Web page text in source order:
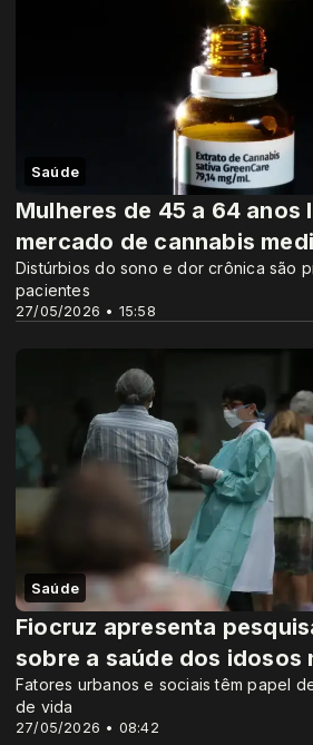
Saúde
27/05/2026 • 15:58
Mulheres de 45 a 64 anos
mercado de cannabis
Distúrbios do sono e dor crônica são
pacientes
Saúde
27/05/2026 • 08:42
Fiocruz apresenta
sobre a saúde dos idosos
Fatores urbanos e sociais têm papel
de vida